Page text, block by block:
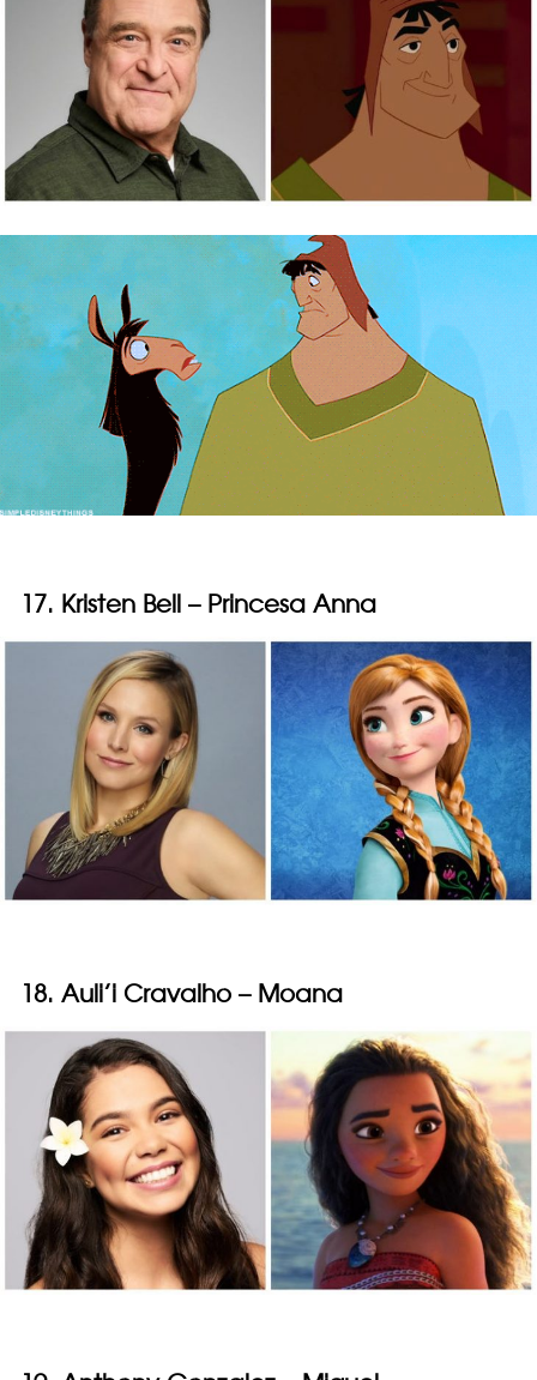
17. Kristen Bell – Princesa Anna
18. Auli’i Cravalho – Moana